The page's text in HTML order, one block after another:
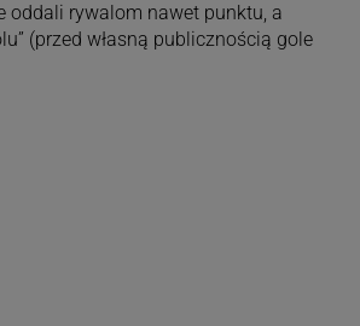
oddali rywalom nawet punktu, a
(przed własną publicznością gole